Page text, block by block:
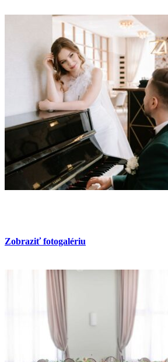
Zobraziť fotogalériu